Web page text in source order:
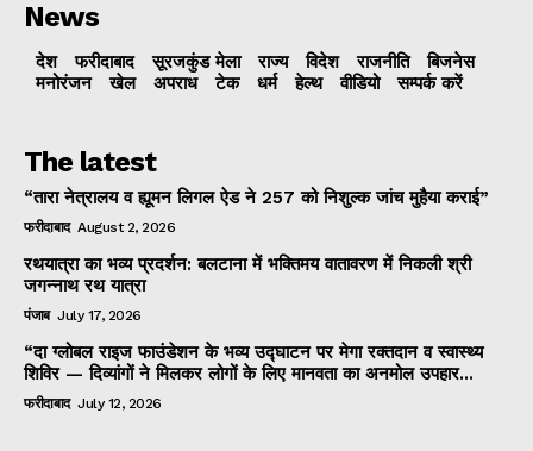
News
देश फरीदाबाद सूरजकुंड मेला राज्‍य विदेश राजनीति
बिजनेस
मनोरंजन
खेल अपराध टेक धर्म हेल्थ वीडियो सम्पर्क करें
The latest
“तारा नेत्रालय व ह्यूमन लिगल ऐड ने 257 को निशुल्क जांच मुहैया कराई”
फरीदाबाद August 2, 2026
रथयात्रा का भव्य प्रदर्शन: बलटाना में भक्तिमय वातावरण में निकली श्री
जगन्नाथ रथ यात्रा
पंजाब July 17, 2026
“दा ग्लोबल राइज फाउंडेशन के भव्य उद्घाटन पर मेगा रक्तदान व स्वास्थ्य
शिविर — दिव्यांगों ने मिलकर लोगों के लिए मानवता का अनमोल उपहार...
फरीदाबाद July 12, 2026